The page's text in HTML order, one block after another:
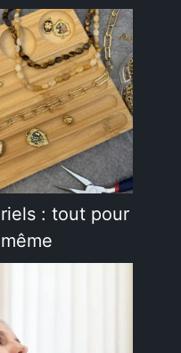
: tout pour